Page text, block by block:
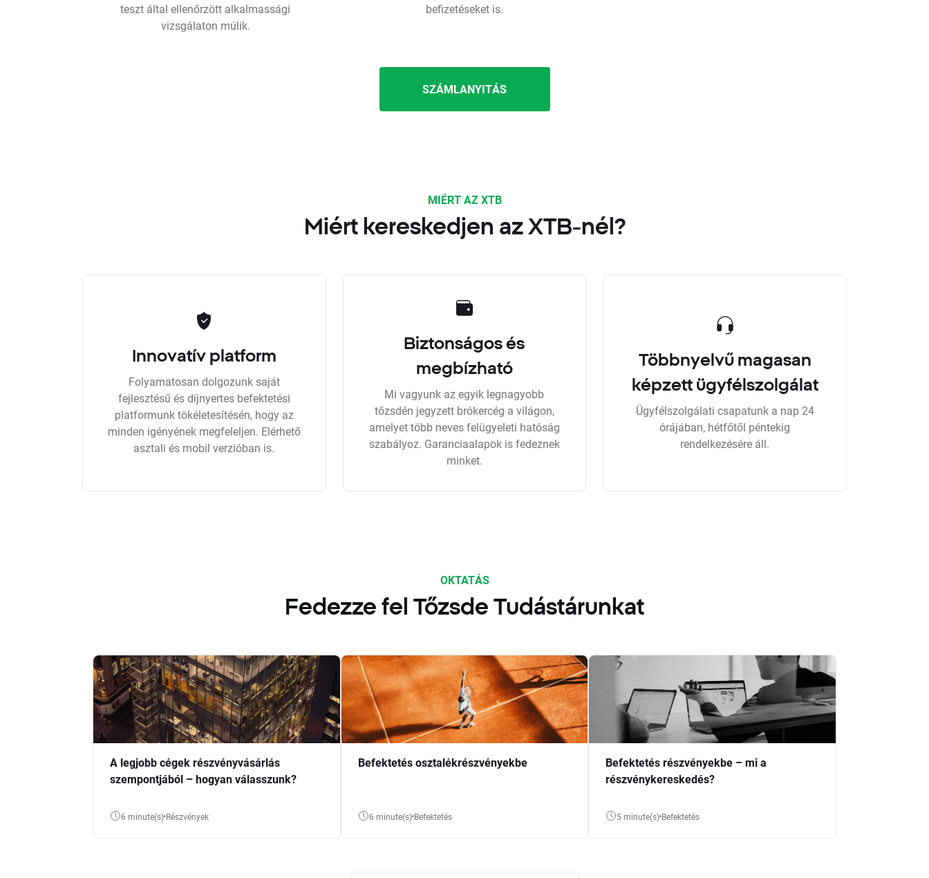
teszt által ellenőrzött alkalmassági
vizsgálaton múlik.
befizetéseket is.
SZÁMLANYITÁS
MIÉRT AZ XTB
Miért kereskedjen az XTB-nél?
Innovatív platform
Folyamatosan dolgozunk saját
fejlesztésű és díjnyertes befektetési
platformunk tökéletesítésén, hogy az
minden igényének megfeleljen. Elérhető
asztali és mobil verzióban is.
Biztonságos és
megbízható
Mi vagyunk az egyik legnagyobb
tőzsdén jegyzett brókercég a világon,
amelyet több neves felügyeleti hatóság
szabályoz. Garanciaalapok is fedeznek
minket.
Többnyelvű magasan
képzett ügyfélszolgálat
Ügyfélszolgálati csapatunk a nap 24
órájában, hétfőtől péntekig
rendelkezésére áll.
OKTATÁS
Fedezze fel Tőzsde Tudástárunkat
A legjobb cégek részvényvásárlás
szempontjából – hogyan válasszunk?
6 minute(s) Részvények
Befektetés osztalékrészvényekbe
6 minute(s) Befektetés
Befektetés részvényekbe – mi a
részvénykereskedés?
5 minute(s) Befektetés